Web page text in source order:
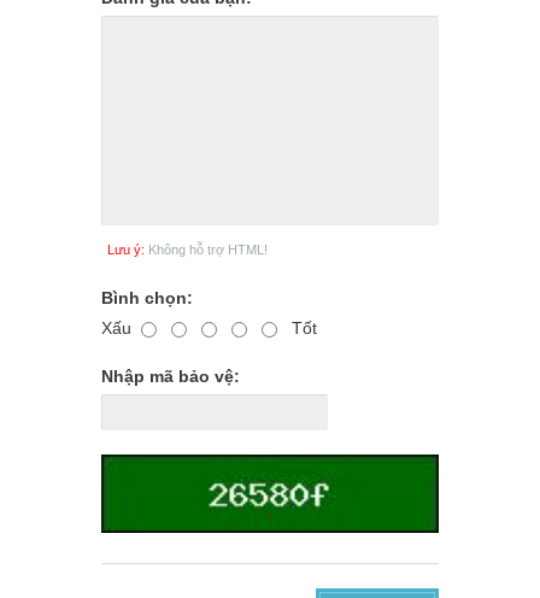
Lưu ý: Không hỗ trợ HTML!
Bình chọn:
Xấu
Tốt
Nhập mã bảo vệ: